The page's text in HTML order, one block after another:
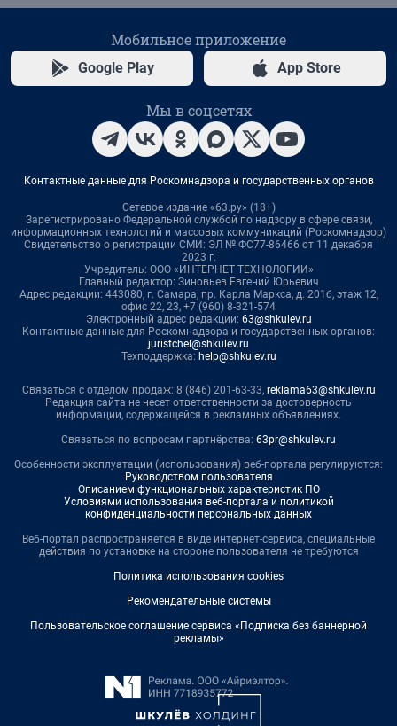
Мобильное приложение
Google Play App Store
Мы в соцсетях
Контактные данные для Роскомнадзора и государственных органов
Сетевое издание «63.ру» (18+)
Зарегистрировано Федеральной службой по надзору в сфере связи,
информационных технологий и массовых коммуникаций (Роскомнадзор)
Свидетельство о регистрации СМИ: ЭЛ № ФС77-86466 от 11 декабря
2023 г.
Учредитель: ООО «ИНТЕРНЕТ ТЕХНОЛОГИИ»
Главный редактор: Зиновьев Евгений Юрьевич
Адрес редакции: 443080, г. Самара, пр. Карла Маркса, д. 201б, этаж 12,
офис 22, 23, +7 (960) 8-321-574
Электронный адрес редакции: 63@shkulev.ru
Контактные данные для Роскомнадзора и государственных органов:
juristchel@shkulev.ru
Техподдержка: help@shkulev.ru
Связаться с отделом продаж: 8 (846) 201-63-33, reklama63@shkulev.ru
Редакция сайта не несет ответственности за достоверность
информации, содержащейся в рекламных объявлениях.
Связаться по вопросам партнёрства: 63pr@shkulev.ru
Особенности эксплуатации (использования) веб-портала регулируются:
Руководством пользователя
Описанием функциональных характеристик ПО
Условиями использования веб-портала и политикой
конфиденциальности персональных данных
Веб-портал распространяется в виде интернет-сервиса, специальные
действия по установке на стороне пользователя не требуются
Политика использования cookies
Рекомендательные системы
Пользовательское соглашение сервиса «Подписка без баннерной
рекламы»